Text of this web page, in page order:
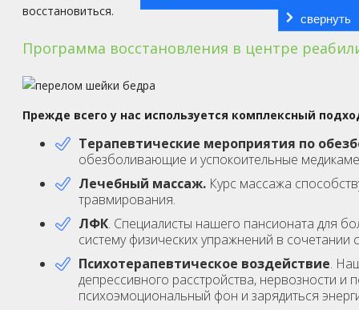
свернуть
восстановиться.
Программа восстановления в центре
Прежде всего у нас используется комплексный
Терапевтические мероприятия по
обезболивающие и успокоительные
Лечебный массаж. Курс массажа
травмирования.
ЛФК. Специалисты нашего пансионата для
систему физических упражнений в сочетании
Психотерапевтическое воздействие.
депрессивного расстройства, нервозности
психоэмоциональный фон и зарядиться